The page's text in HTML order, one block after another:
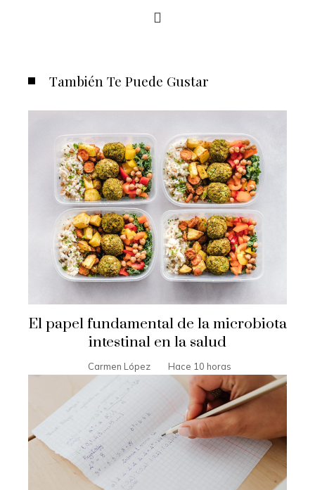
También Te Puede Gustar
El papel fundamental de la microbiota
intestinal en la salud
Carmen López Hace 10 horas